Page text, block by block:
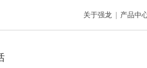
关于强龙 产品中